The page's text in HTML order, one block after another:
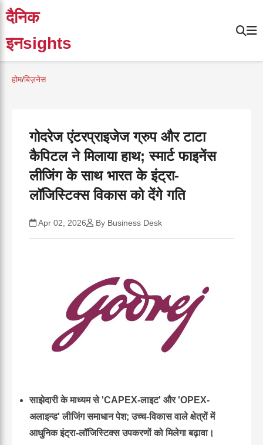
दैनिक
इनsights
होम/बिज़नेस
गोदरेज एंटरप्राइजेज ग्रुप और टाटा
कैपिटल ने मिलाया हाथ; स्मार्ट फाइनेंस
लीजिंग के साथ भारत के इंट्रा-
लॉजिस्टिक्स विकास को देंगे गति
Apr 02, 2026 By Business Desk
साझेदारी के माध्यम से 'CAPEX-लाइट' और 'OPEX-
अलाइन्ड' लीजिंग समाधान पेश; उच्च-विकास वाले क्षेत्रों में
आधुनिक इंट्रा-लॉजिस्टिक्स उपकरणों को मिलेगा बढ़ावा।